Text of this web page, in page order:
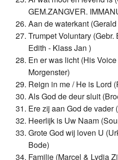
GEM.ZANGVER.
Aan de waterkant (Gerald
Trumpet Voluntary
Edith - Klass Jan )
En er was licht (His
Morgenster)
Reign in me / He is Lord
Als God de deur sluit
Ere zij aan God de vader
Heerlijk is Uw Naam
Grote God wij loven U
Bode)
Familie (Marcel & Lydia